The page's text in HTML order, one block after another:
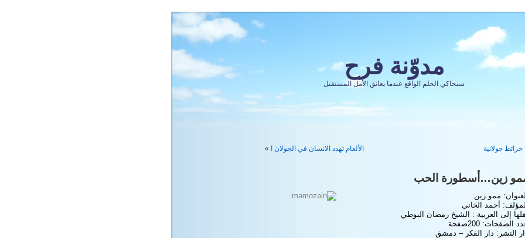
مدوّنة فرح
سيحاكي الحلم الواقع عندما يعانق الأمل المستقبل
خرائط جولانية الألغام تهدد الانسان في الجولان ! »
زين…أسطورة الحب
ممو زين
أحمد الخاني
إلى العربية : الشيخ رمضان البوطي
الصفحات: 200صفحة
النشر: دار الفكر – دمشق